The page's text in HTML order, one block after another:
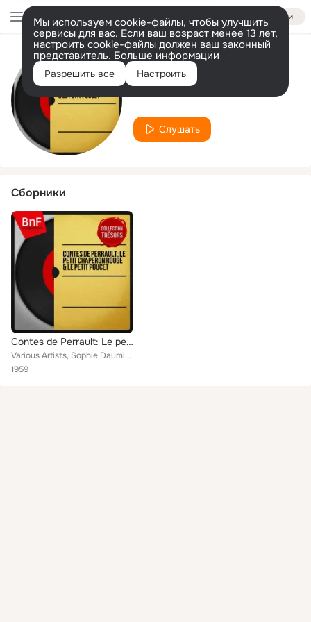
Войти
Мы используем cookie-файлы, чтобы улучшить
сервисы для вас. Если ваш возраст менее 13 лет,
настроить cookie-файлы должен ваш законный
представитель. Больше информации
Разрешить все Настроить
Исполнитель
Janine Vansart
Слушать
Сборники
Contes de Perrault: Le petit chaperon rouge & Le petit poucet (Mono Version)
Various Artists, Sophie Daumier, Pauline Carton, Ema Damia, Bernard Marcay, Gaëtan Jor, Janine Vansart, Jacqueline Francell, Lin...
1959